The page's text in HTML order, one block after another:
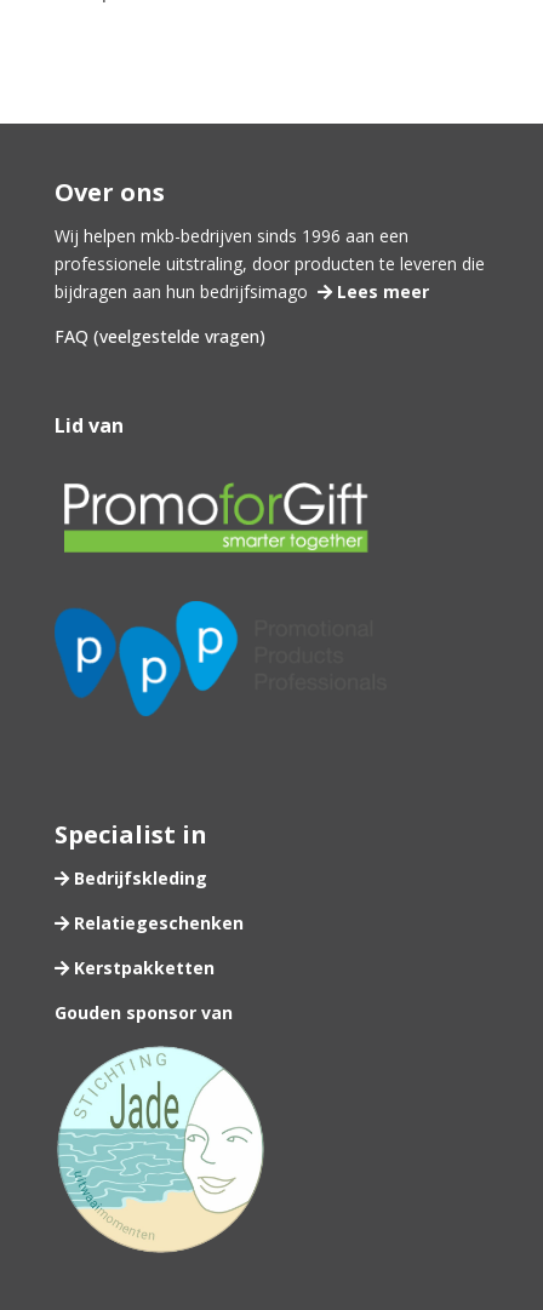
Over ons
Wij helpen mkb-bedrijven sinds 1996 aan een
professionele uitstraling, door producten te leveren die
bijdragen aan hun bedrijfsimago
Lees meer
FAQ (veelgestelde vragen)
Lid van
Specialist in
Bedrijfskleding
Relatiegeschenken
Kerstpakketten
Gouden sponsor van